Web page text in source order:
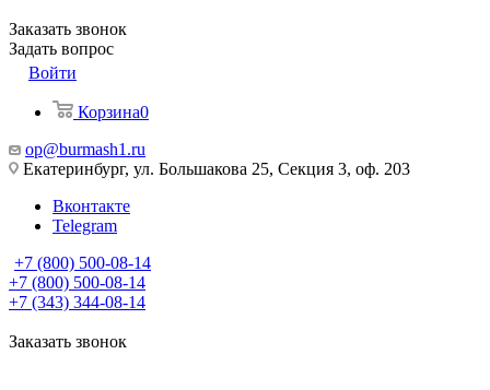
Заказать звонок
Задать вопрос
Войти
Корзина0
op@burmash1.ru
Екатеринбург, ул. Большакова 25, Секция 3, оф. 203
Вконтакте
Telegram
+7 (800) 500-08-14
+7 (800) 500-08-14
+7 (343) 344-08-14
Заказать звонок